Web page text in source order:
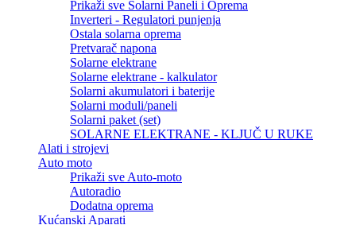
Prikaži sve Solarni Paneli i Oprema
Inverteri - Regulatori punjenja
Ostala solarna oprema
Pretvarač napona
Solarne elektrane
Solarne elektrane - kalkulator
Solarni akumulatori i baterije
Solarni moduli/paneli
Solarni paket (set)
SOLARNE ELEKTRANE - KLJUČ U RUKE
Alati i strojevi
Auto moto
Prikaži sve Auto-moto
Autoradio
Dodatna oprema
Kućanski Aparati